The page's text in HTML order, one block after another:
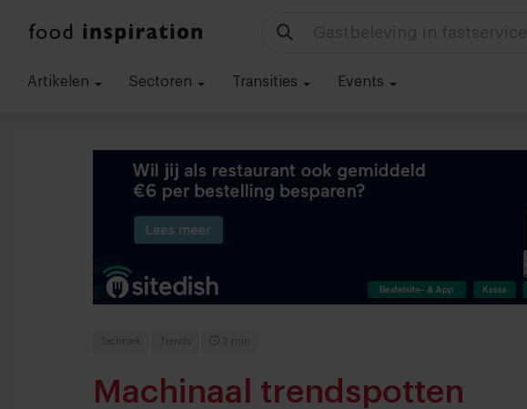
Gastbeleving in fastservice
Artikelen Sectoren Transities Events
Techniek Trends 2 min
Machinaal trendspotten